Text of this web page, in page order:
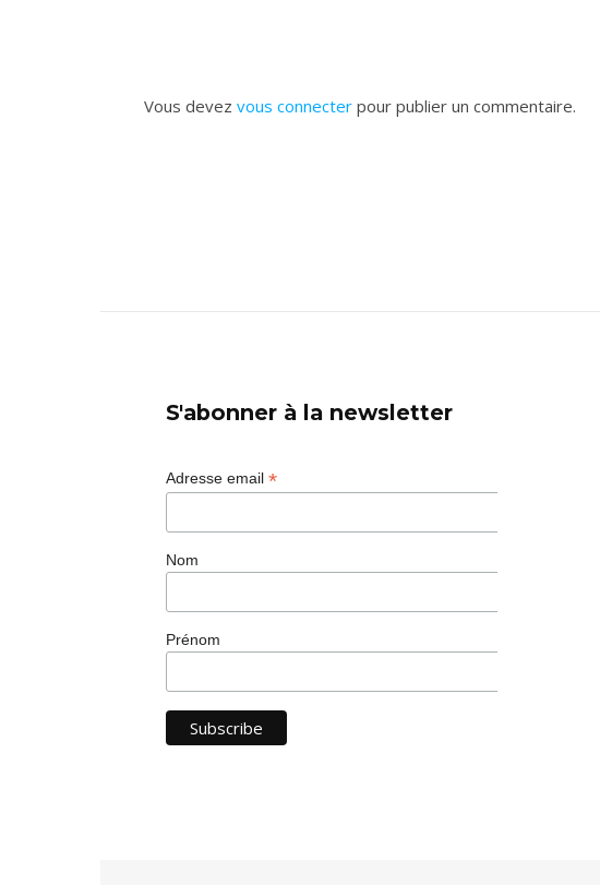
Vous devez vous connecter pour publier un commentaire.
S'abonner à la newsletter
Adresse email *
Nom
Prénom